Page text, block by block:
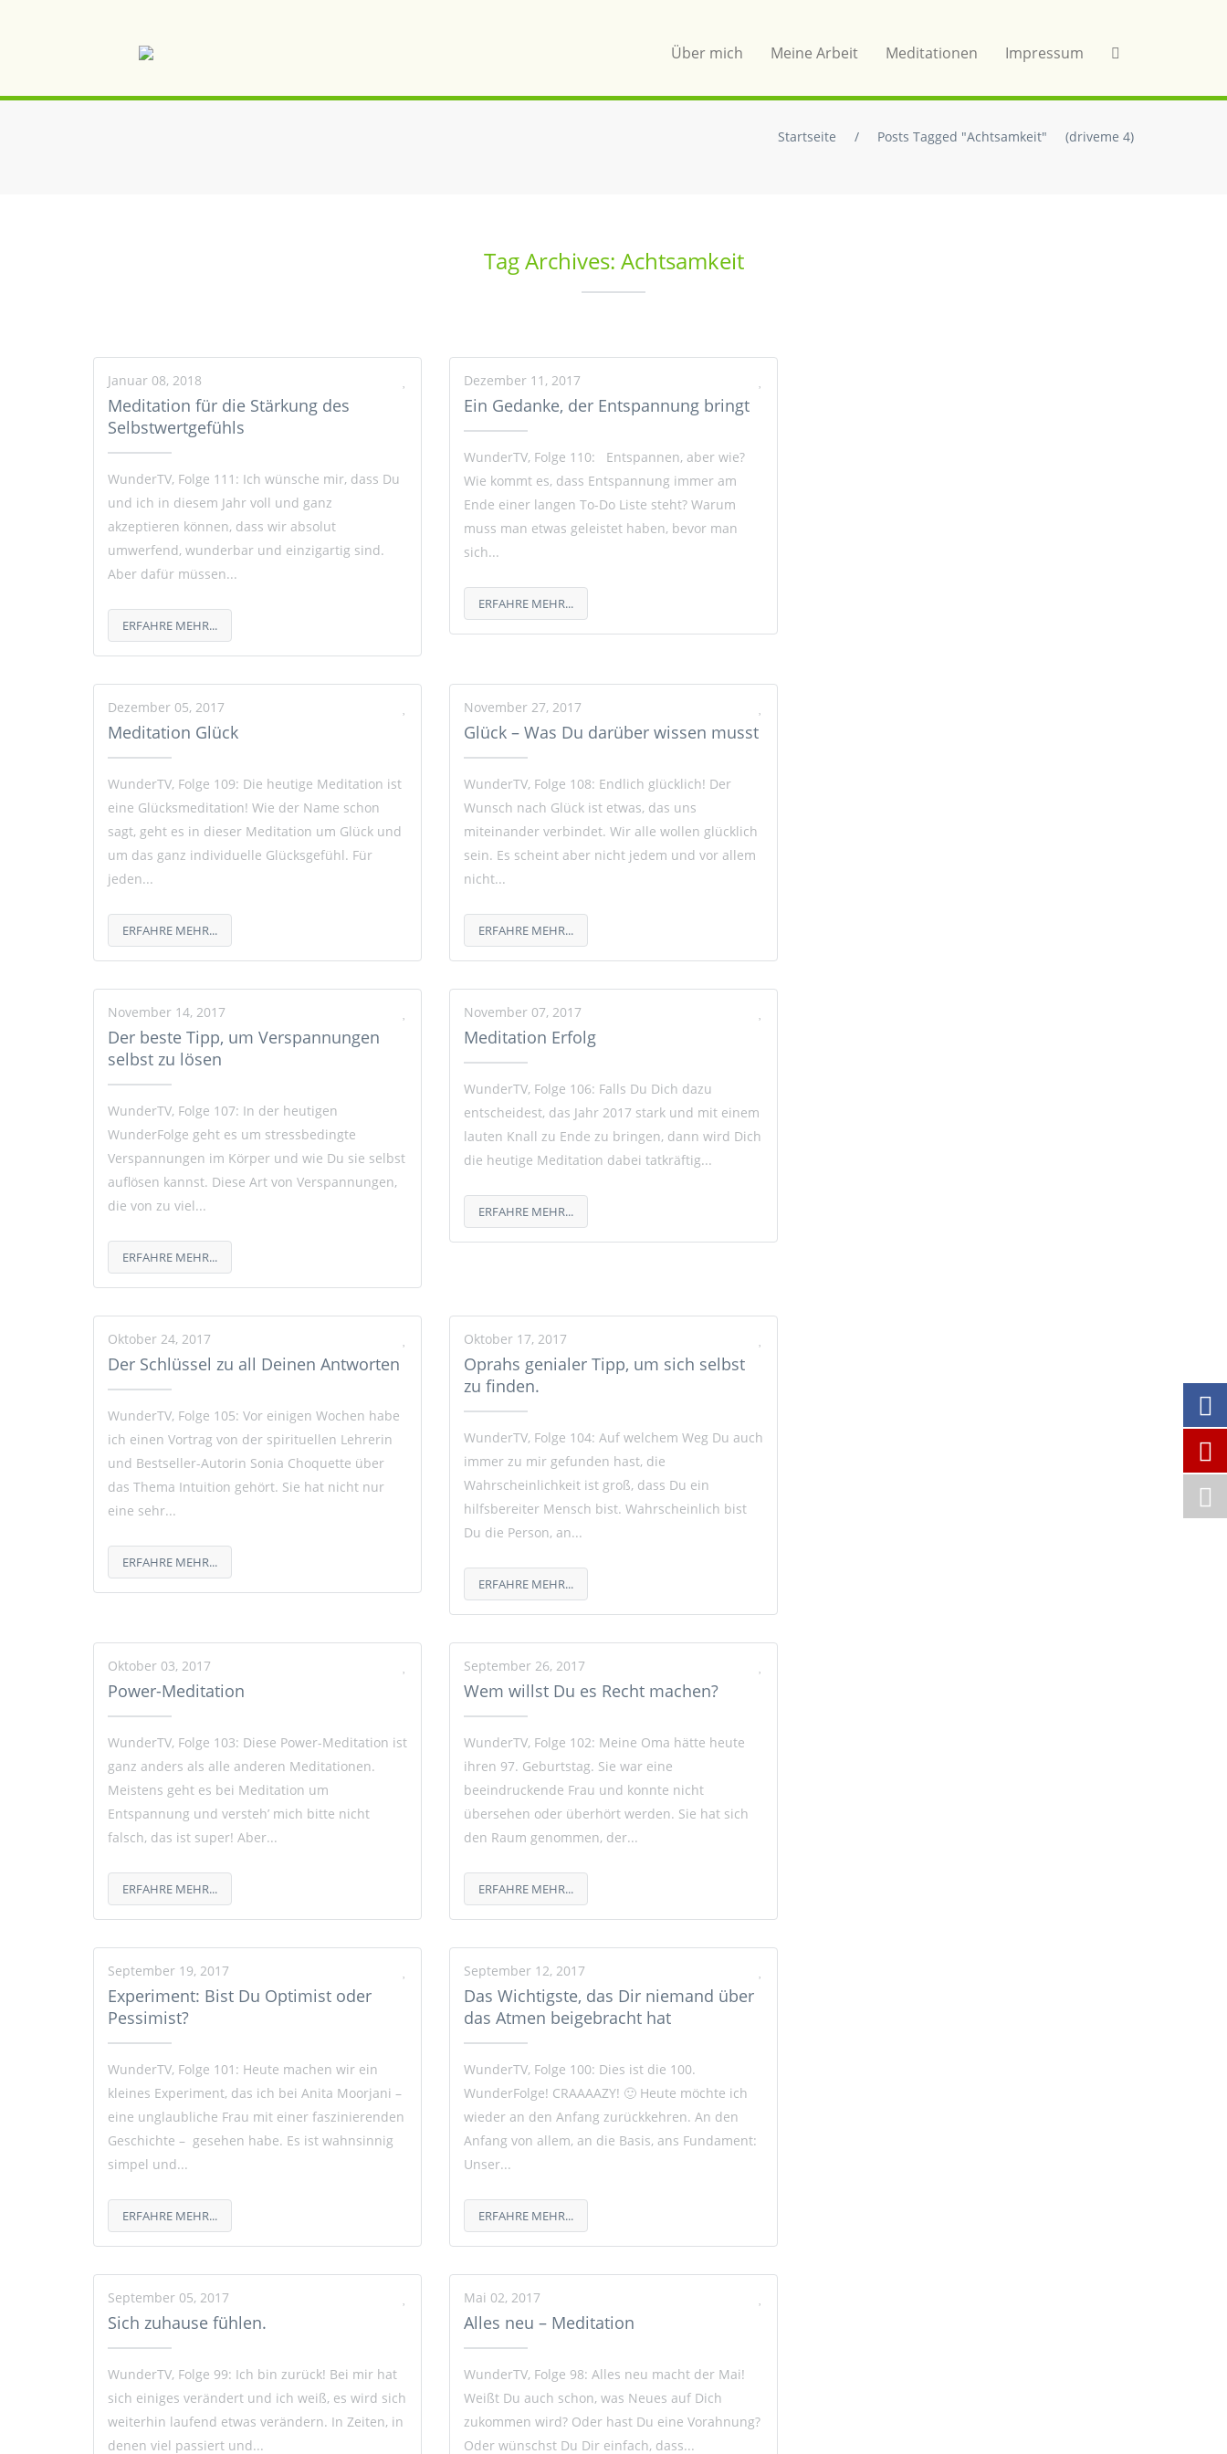
Über mich Meine Arbeit Meditationen Impressum
Startseite / Posts Tagged "Achtsamkeit" (driveme 4)
Tag Archives: Achtsamkeit
Januar 08, 2018
Meditation für die Stärkung des
Selbstwertgefühls
WunderTV, Folge 111: Ich wünsche mir, dass Du
und ich in diesem Jahr voll und ganz
akzeptieren können, dass wir absolut
umwerfend, wunderbar und einzigartig sind.
Aber dafür müssen...
ERFAHRE MEHR...
Dezember 11, 2017
Ein Gedanke, der Entspannung bringt
WunderTV, Folge 110: Entspannen, aber wie?
Wie kommt es, dass Entspannung immer am
Ende einer langen To-Do Liste steht? Warum
muss man etwas geleistet haben, bevor man
sich...
ERFAHRE MEHR...
Dezember 05, 2017
Meditation Glück
WunderTV, Folge 109: Die heutige Meditation ist
eine Glücksmeditation! Wie der Name schon
sagt, geht es in dieser Meditation um Glück und
um das ganz individuelle Glücksgefühl. Für
jeden...
ERFAHRE MEHR...
November 27, 2017
Glück – Was Du darüber wissen musst
WunderTV, Folge 108: Endlich glücklich! Der
Wunsch nach Glück ist etwas, das uns
miteinander verbindet. Wir alle wollen glücklich
sein. Es scheint aber nicht jedem und vor allem
nicht...
ERFAHRE MEHR...
November 14, 2017
Der beste Tipp, um Verspannungen
selbst zu lösen
WunderTV, Folge 107: In der heutigen
WunderFolge geht es um stressbedingte
Verspannungen im Körper und wie Du sie selbst
auflösen kannst. Diese Art von Verspannungen,
die von zu viel...
ERFAHRE MEHR...
November 07, 2017
Meditation Erfolg
WunderTV, Folge 106: Falls Du Dich dazu
entscheidest, das Jahr 2017 stark und mit einem
lauten Knall zu Ende zu bringen, dann wird Dich
die heutige Meditation dabei tatkräftig...
ERFAHRE MEHR...
Oktober 24, 2017
Der Schlüssel zu all Deinen Antworten
WunderTV, Folge 105: Vor einigen Wochen habe
ich einen Vortrag von der spirituellen Lehrerin
und Bestseller-Autorin Sonia Choquette über
das Thema Intuition gehört. Sie hat nicht nur
eine sehr...
ERFAHRE MEHR...
Oktober 17, 2017
Oprahs genialer Tipp, um sich selbst
zu finden.
WunderTV, Folge 104: Auf welchem Weg Du auch
immer zu mir gefunden hast, die
Wahrscheinlichkeit ist groß, dass Du ein
hilfsbereiter Mensch bist. Wahrscheinlich bist
Du die Person, an...
ERFAHRE MEHR...
Oktober 03, 2017
Power-Meditation
WunderTV, Folge 103: Diese Power-Meditation ist
ganz anders als alle anderen Meditationen.
Meistens geht es bei Meditation um
Entspannung und versteh’ mich bitte nicht
falsch, das ist super! Aber...
ERFAHRE MEHR...
September 26, 2017
Wem willst Du es Recht machen?
WunderTV, Folge 102: Meine Oma hätte heute
ihren 97. Geburtstag. Sie war eine
beeindruckende Frau und konnte nicht
übersehen oder überhört werden. Sie hat sich
den Raum genommen, der...
ERFAHRE MEHR...
September 19, 2017
Experiment: Bist Du Optimist oder
Pessimist?
WunderTV, Folge 101: Heute machen wir ein
kleines Experiment, das ich bei Anita Moorjani –
eine unglaubliche Frau mit einer faszinierenden
Geschichte – gesehen habe. Es ist wahnsinnig
simpel und...
ERFAHRE MEHR...
September 12, 2017
Das Wichtigste, das Dir niemand über
das Atmen beigebracht hat
WunderTV, Folge 100: Dies ist die 100.
WunderFolge! CRAAAAZY! 🙂 Heute möchte ich
wieder an den Anfang zurückkehren. An den
Anfang von allem, an die Basis, ans Fundament:
Unser...
ERFAHRE MEHR...
September 05, 2017
Sich zuhause fühlen.
WunderTV, Folge 99: Ich bin zurück! Bei mir hat
sich einiges verändert und ich weiß, es wird sich
weiterhin laufend etwas verändern. In Zeiten, in
denen viel passiert und...
Mai 02, 2017
Alles neu – Meditation
WunderTV, Folge 98: Alles neu macht der Mai!
Weißt Du auch schon, was Neues auf Dich
zukommen wird? Oder hast Du eine Vorahnung?
Oder wünschst Du Dir einfach, dass...